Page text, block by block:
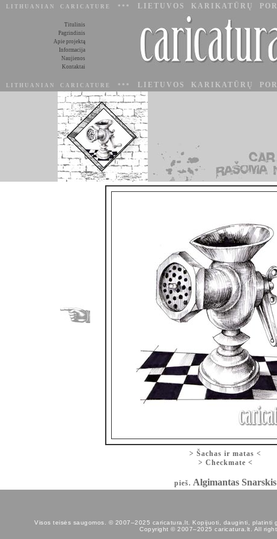
LITHUANIAN CARICATURE *** LIETUVOS KARIKATŪRŲ
Titulinis
Pagrindinis
Apie projektą
Informacija
Naujienos
Kontaktai
LITHUANIAN CARICATURE *** LIETUVOS KARIKATŪRŲ
> Šachas ir matas <
> Checkmate <
pieš. Algimantas Snarskis
Visos teisės saugomos. © 2007–2025 caricatura.lt. Kopijuoti, dauginti, platinti
Copyright © 2007–2025 caricatura.lt. All